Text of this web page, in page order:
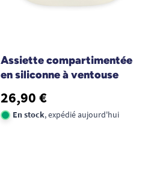
Assiette compartimentée
en siliconne à ventouse
26,90 €
En stock, expédié aujourd'hui